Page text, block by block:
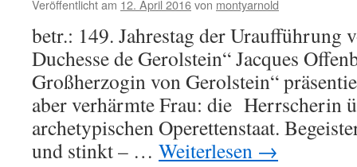
Veröffentlicht am 12. April 2016von montyarnold
betr.: 149. Jahrestag der Uraufführung
Duchesse de Gerolstein“ Jacques
Großherzogin von Gerolstein“
aber verhärmte Frau: die Herrscherin
archetypischen Operettenstaat.
und stinkt – … Weiterlesen →